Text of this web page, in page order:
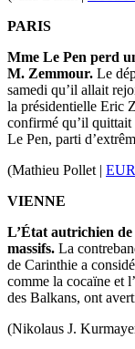
PARIS
Mme Le Pen perd
M. Zemmour. Le
samedi qu’il allait
la présidentielle Eric
confirmé qu’il
Le Pen, parti
(Mathieu Pollet |
VIENNE
L’État autrichien
massifs. La
de Carinthie a
comme la cocaïne et
des Balkans, ont
(Nikolaus J.